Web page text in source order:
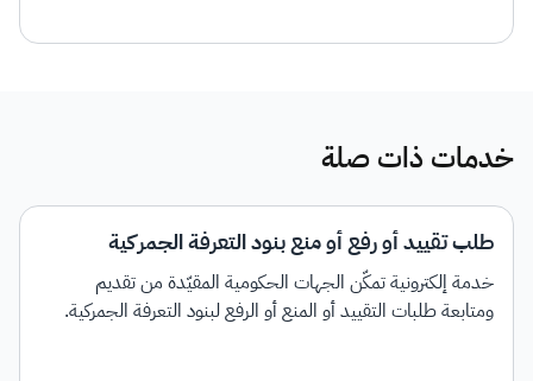
خدمات ذات صلة
طلب تقييد أو رفع أو منع بنود التعرفة الجمركية
خدمة إلكترونية تمكّن الجهات الحكومية المقيّدة من تقديم
ومتابعة طلبات التقييد أو المنع أو الرفع لبنود التعرفة الجمركية.